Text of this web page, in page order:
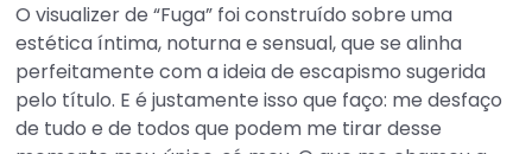
O visualizer de “Fuga” foi construído sobre uma
estética íntima, noturna e sensual, que se alinha
perfeitamente com a ideia de escapismo sugerida
pelo título. E é justamente isso que faço: me desfaço
de tudo e de todos que podem me tirar desse